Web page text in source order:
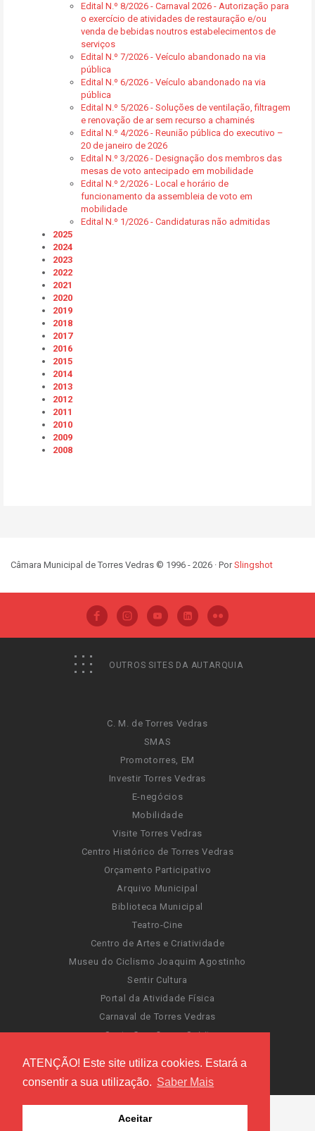
ATENÇÃO! Este site utiliza cookies. Estará a
consentir a sua utilização. Saber Mais
Aceitar
Edital N.º 8/2026 - Carnaval 2026 - Autorização para
o exercício de atividades de restauração e/ou
venda de bebidas noutros estabelecimentos de
serviços
Edital N.º 7/2026 - Veículo abandonado na via
pública
Edital N.º 6/2026 - Veículo abandonado na via
pública
Edital N.º 5/2026 - Soluções de ventilação, filtragem
e renovação de ar sem recurso a chaminés
Edital N.º 4/2026 - Reunião pública do executivo –
20 de janeiro de 2026
Edital N.º 3/2026 - Designação dos membros das
mesas de voto antecipado em mobilidade
Edital N.º 2/2026 - Local e horário de
funcionamento da assembleia de voto em
mobilidade
Edital N.º 1/2026 - Candidaturas não admitidas
2025
2024
2023
2022
2021
2020
2019
2018
2017
2016
2015
2014
2013
2012
2011
2010
2009
2008
Câmara Municipal de Torres Vedras © 1996 - 2026 · PorSlingshot
OUTROS SITES DA AUTARQUIA
C. M. de Torres Vedras
SMAS
Promotorres, EM
Investir Torres Vedras
E-negócios
Mobilidade
Visite Torres Vedras
Centro Histórico de Torres Vedras
Orçamento Participativo
Arquivo Municipal
Biblioteca Municipal
Teatro-Cine
Centro de Artes e Criatividade
Museu do Ciclismo Joaquim Agostinho
Sentir Cultura
Portal da Atividade Física
Carnaval de Torres Vedras
Santa Cruz Ocean Spirit